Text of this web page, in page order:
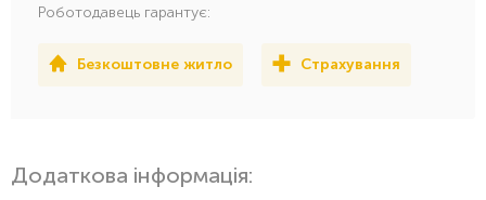
Роботодавець гарантує:
Безкоштовне житло Страхування
Додаткова інформація: